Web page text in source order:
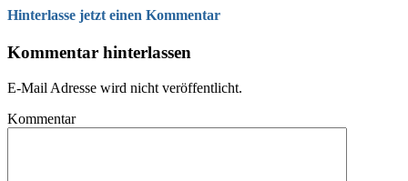
Hinterlasse jetzt einen Kommentar
Kommentar hinterlassen
E-Mail Adresse wird nicht veröffentlicht.
Kommentar